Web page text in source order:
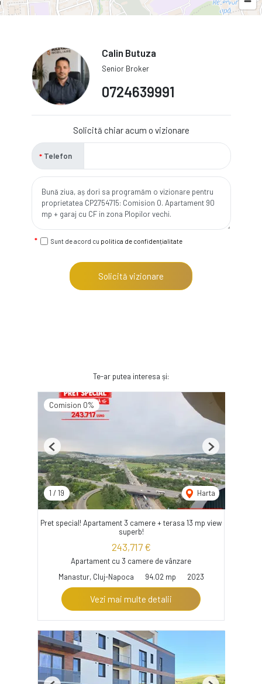
Calin Butuza
Senior Broker
0724639991
Solicită chiar acum o vizionare
Telefon
Sunt de acord cu politica de confidențialitate
Solicită vizionare
Te-ar putea interesa și:
Comision 0%
1 / 19 Harta
Previous Next
Pret special! Apartament 3 camere + terasa 13 mp view
superb!
243,717 €
Apartament cu 3 camere de vânzare
Manastur, Cluj-Napoca
94.02 mp 2023
Vezi mai multe detalii